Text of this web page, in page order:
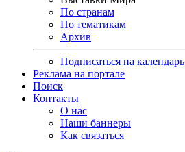
По странам
По тематикам
Архив
Подписаться на календарь
Реклама на портале
Поиск
Контакты
О нас
Наши баннеры
Как связаться